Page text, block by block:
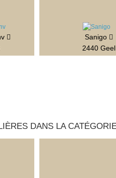
Sanigo
2440 Geel
DANS LA